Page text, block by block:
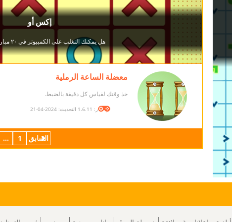
معضلة الساعة الرملية
خذ وقتك لقياس كل دقيقة بالضبط.
الإصدار: 1.6.11 التحديث: 2024-04-21
السابق 1
...